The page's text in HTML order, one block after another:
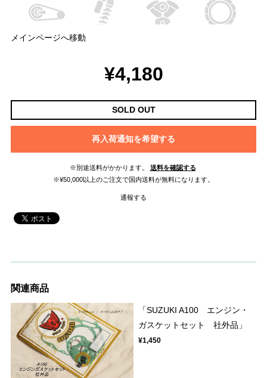
メインページへ移動
¥4,180
SOLD OUT
再入荷通知を希望する
※別途送料がかかります。
送料を確認する
※¥50,000以上のご注文で国内送料が無料になります。
通報する
関連商品
「SUZUKI A100 エンジン・
ガスケットセット 社外品」
¥1,450